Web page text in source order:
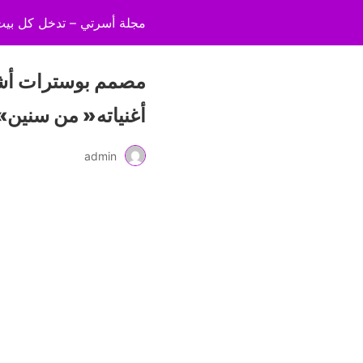
مجلة أسرتي – تدخل كل
‬أغنياته‭ ‬‮«‬من‭ ‬سنين‮»‬
admin